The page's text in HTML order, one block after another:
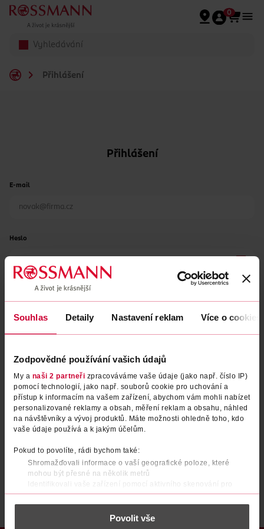
Souhlas Detaily Nastavení reklam Více o cookies
Zodpovědné používání vašich údajů
My a naši 2 partneři zpracováváme vaše údaje (jako např. číslo IP)
pomocí technologií, jako např. souborů cookie pro uchování a
přístup k informacím na vašem zařízení, abychom vám mohli nabízet
personalizované reklamy a obsah, měření reklam a obsahu, náhled
na návštěvníky a vývoj produktů. Máte možnosti ohledně toho, kdo
vaše údaje používá a k jakým účelům.
Pokud to povolíte, rádi bychom také:
Shromažďovali informace o vaší geografické poloze, které
mohou být přesné na několik metrů
Identifikovali vaše zařízení pomocí aktivního skenování pro
konkrétní charakteristiky (otisk prstu)
Zjistěte více o tom, jak zpracováváme vaše osobní údaje, a nastavte
části s podrobnostmi . Svůj souhlas můžete kdykoliv
Povolit vše
Přeskočit na hlavmní obsah
0
Přihlášení
Přihlášení
E-mail
Heslo
Zapomenuté heslo
PŘIHLÁSIT SE
Po registraci se stáváte členem ROSSMANN CLUBu a můžete čerpat výhody naplno. Zjistit více